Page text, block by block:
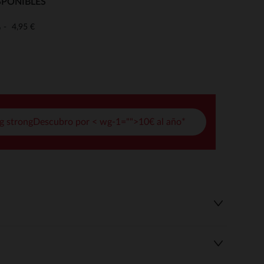
de privacidad, garantizando el cumplimiento de las
4,95 €
strongDescubro por < wg-1="">10€ al año*